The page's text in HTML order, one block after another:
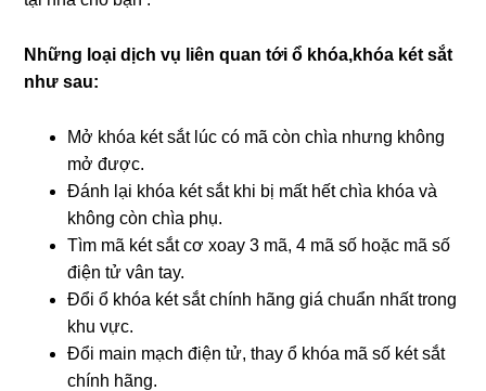
Những loại dịch vụ liên quan tới ổ khóa,khóa két sắt
như sau:
Mở khóa két sắt lúc có mã còn chìa nhưng không
mở được.
Đánh lại khóa két sắt khi bị mất hết chìa khóa và
không còn chìa phụ.
Tìm mã két sắt cơ xoay 3 mã, 4 mã số hoặc mã số
điện tử vân tay.
Đổi ổ khóa két sắt chính hãng giá chuẩn nhất trong
khu vực.
Đổi main mạch điện tử, thay ổ khóa mã số két sắt
chính hãng.